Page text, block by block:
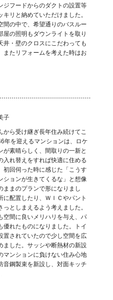
ジフードからのダクトの設置等
リと納めていただけました。
間の中で、希望通りのバスルー
の照明もダウンライトを取り
井・壁のクロスにこだわっても
またリフォームを考えた時はお
子
から受け継ぎ長年住み続けてこ
年を迎えるマンションは、ロケ
が素晴らしく、間取りの一新と
入れ替えをすれば快適に住める
初回伺った時に感じた「こうす
ションが生きてくるな」と想像
ままのプランで形になりまし
配置したり、ＷＩＣやパント
としまえるよう考えました。
空間に良いメリハリを与え、パ
れたものになりました。トイ
置されていたので少し空間を広
ました。サッシや断熱材の新設
マンションに負けない住み心地
音鋼製束を新設し、対面キッチ